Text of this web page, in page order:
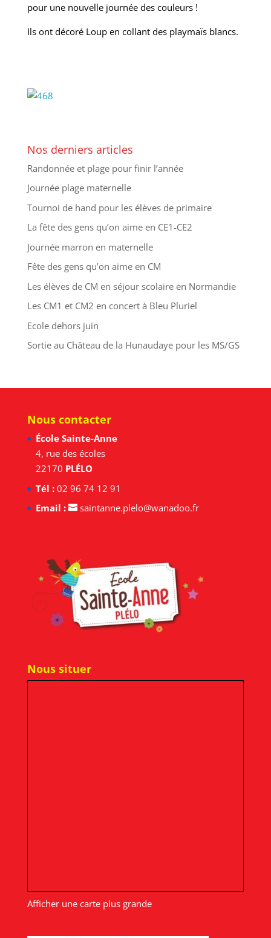
pour une nouvelle journée des couleurs !
Ils ont décoré Loup en collant des playmaïs blancs.
Nos derniers articles
Randonnée et plage pour finir l’année
Journée plage maternelle
Tournoi de hand pour les élèves de primaire
La fête des gens qu’on aime en CE1-CE2
Journée marron en maternelle
Fête des gens qu’on aime en CM
Les élèves de CM en séjour scolaire en Normandie
Les CM1 et CM2 en concert à Bleu Pluriel
Ecole dehors juin
Sortie au Château de la Hunaudaye pour les MS/GS
Nous contacter
École Sainte-Anne
4, rue des écoles
22170 PLÉLO
Tél :02 96 74 12 91
Email :
saintanne.plelo@wanadoo.fr
Nous situer
Afficher une carte plus grande